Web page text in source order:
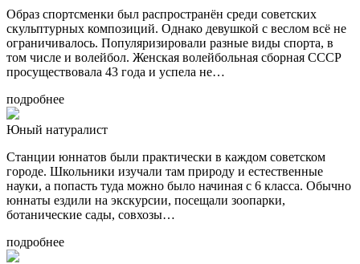
Образ спортсменки был распространён среди советских
скульптурных композиций. Однако девушкой с веслом всё не
ограничивалось. Популяризировали разные виды спорта, в
том числе и волейбол. Женская волейбольная сборная СССР
просуществовала 43 года и успела не…
подробнее
Юный натуралист
Станции юннатов были практически в каждом советском
городе. Школьники изучали там природу и естественные
науки, а попасть туда можно было начиная с 6 класса. Обычно
юннаты ездили на экскурсии, посещали зоопарки,
ботанические сады, совхозы…
подробнее